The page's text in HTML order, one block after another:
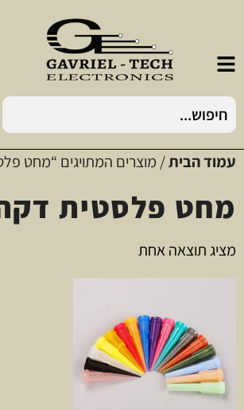
עמוד הבית/ מוצרים המתויגים “מחט
מחט פלסטית
מציג תוצאה אחת